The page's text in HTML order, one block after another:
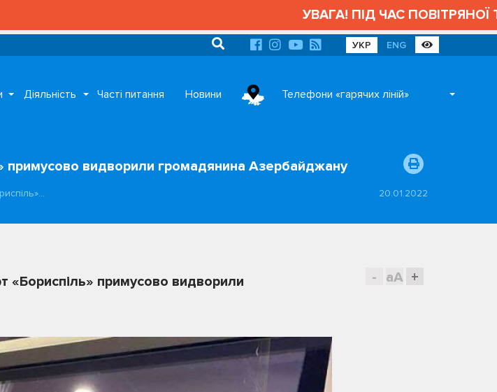
УВАГА! ПІД ЧАС ПОВІТРЯНОЇ
УКР ENG
Діяльність Часті питання Новини Телефони «гарячих ліній»
примусово видворили громадянина Азербайджану
20.01.2022
- aA +
«Бориспіль» примусово видворили